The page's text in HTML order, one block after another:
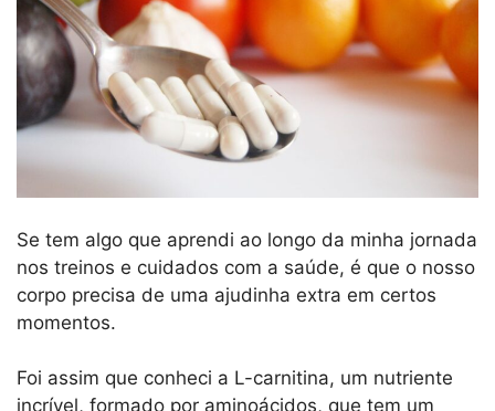
Se tem algo que aprendi ao longo da minha jornada
nos treinos e cuidados com a saúde, é que o nosso
corpo precisa de uma ajudinha extra em certos
momentos.
Foi assim que conheci a L-carnitina, um nutriente
incrível, formado por aminoácidos, que tem um